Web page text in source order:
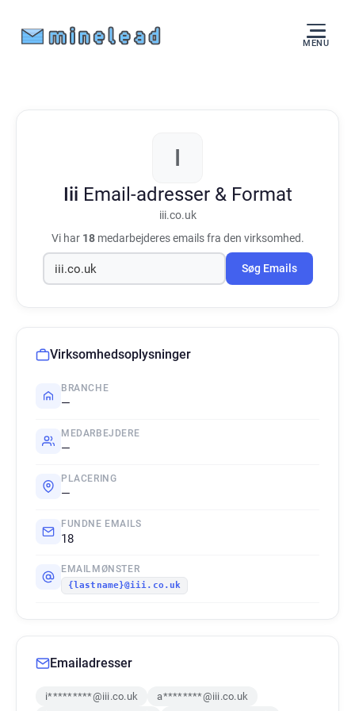
MENU
I
Iii Email-adresser & Format
iii.co.uk
Vi har 18medarbejderes emails fra den virksomhed.
Søg Emails
Virksomhedsoplysninger
BRANCHE
—
MEDARBEJDERE
—
PLACERING
—
FUNDNE EMAILS
18
EMAILMØNSTER
{lastname}@iii.co.uk
Emailadresser
i*********@iii.co.uk
a********@iii.co.uk